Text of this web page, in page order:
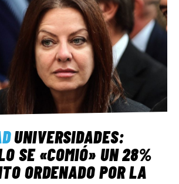
UNIVERSIDADES:
SE «COMIÓ» UN 28%
ORDENADO POR LA